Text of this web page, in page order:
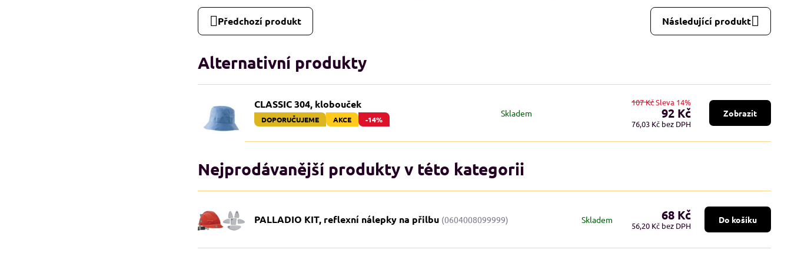
Předchozí produkt Následující produkt
Alternativní produkty
CLASSIC 304, klobouček
DOPORUČUJEME AKCE -14%
Skladem 92 Kč
76,03 Kč bez DPH
107 KčSleva 14%
Zobrazit
Nejprodávanější produkty v této kategorii
PALLADIO KIT, reflexní nálepky na přilbu (0604008099999) Skladem 68 Kč
56,20 Kč bez DPH
Do košíku